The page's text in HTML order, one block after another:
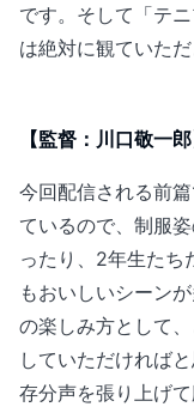
です。そして「テ
は絶対に観ていた
【監督：川口敬一
今回配信される前
ているので、制服
ったり、2年生たち
もおいしいシーン
の楽しみ方として
していただければ
存分声を張り上げ